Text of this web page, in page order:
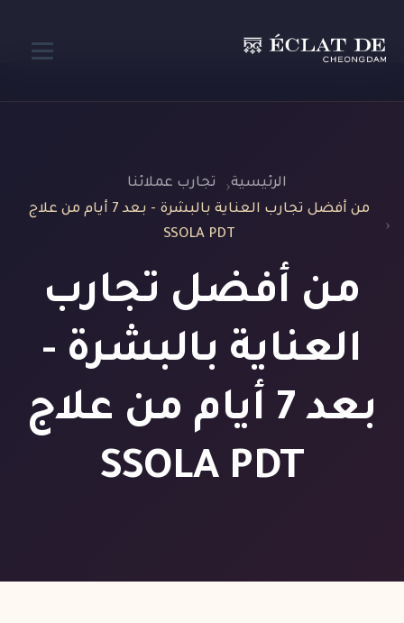
الرئيسية
تجارب عملائنا
من أفضل تجارب العناية بالبشرة - بعد 7 أيام من علاج
SSOLA PDT
من أفضل تجارب
العناية بالبشرة -
بعد 7 أيام من علاج
SSOLA PDT